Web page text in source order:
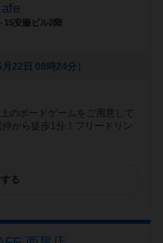
15安藤ビル2階
22日 08時24分）
のボードゲームをご用意して
から徒歩1分！フリードリン
る